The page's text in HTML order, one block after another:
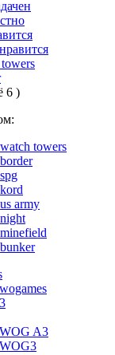
6 )
watch towers
border
spg
kord
us army
night
minefield
bunker
A3